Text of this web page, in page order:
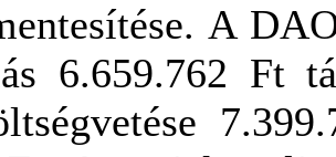
A
6.659.762 Ft